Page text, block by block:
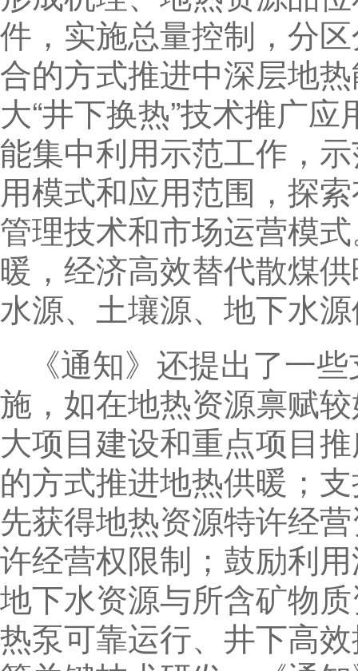
件，实施总量控制，分
合的方式推进中深层地
大“井下换热”技术推广
能集中利用示范工作，
用模式和应用范围，探
管理技术和市场运营模
暖，经济高效替代散煤
水源、土壤源、地下水
《通知》还提出了一
施，如在地热资源禀赋
大项目建设和重点项目
的方式推进地热供暖；
先获得地热资源特许经
许经营权限制；鼓励利
地下水资源与所含矿物
热泵可靠运行、井下高